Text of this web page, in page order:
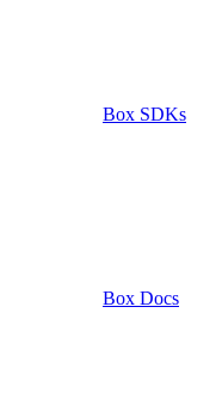
Box SDKs
Box Docs